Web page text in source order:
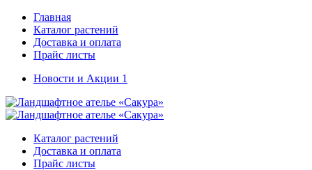
Главная
Каталог растений
Доставка и оплата
Прайс листы
Новости и Акции 1
Каталог растений
Доставка и оплата
Прайс листы